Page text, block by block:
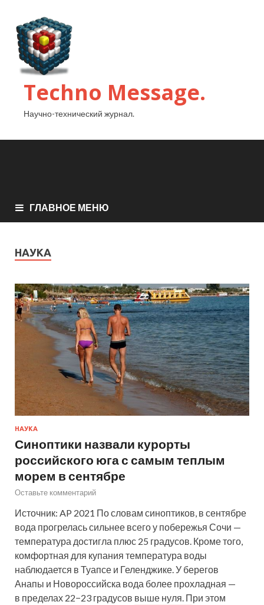
Techno Message.
Научно-технический журнал.
ГЛАВНОЕ МЕНЮ
НАУКА
НАУКА
Синоптики назвали курорты
российского юга с самым теплым
морем в сентябре
Оставьте комментарий
Источник: AP 2021 По словам синоптиков, в сентябре
вода прогрелась сильнее всего у побережья Сочи —
температура достигла плюс 25 градусов. Кроме того,
комфортная для купания температура воды
наблюдается в Туапсе и Геленджике. У берегов
Анапы и Новороссийска вода более прохладная —
в пределах 22−23 градусов выше нуля. При этом